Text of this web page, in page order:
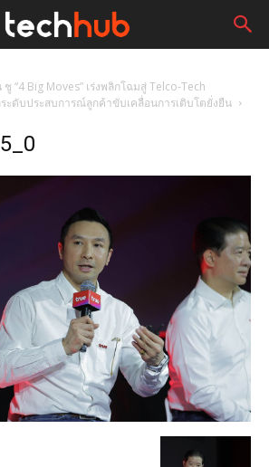
“4 Big Moves” เร่งพลิกโฉมสู่ Telco-Tech
ะดับประสบการณ์ลูกค้าขับเคลื่อนการเติบโตยั่งยืน